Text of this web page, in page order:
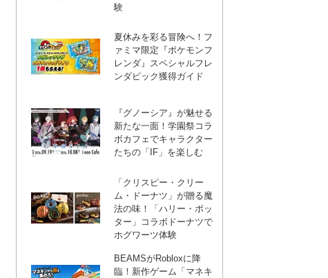
験
夏休みを彩る冒険へ！フ
ァミマ限定『ポケモンフ
レンダ』スペシャルフレ
ンダピック獲得ガイド
『グノーシア』が魅せる
新たな一面！学園祭コラ
ボカフェでキャラクター
たちの「IF」を楽しむ
「クリスピー・クリー
ム・ドーナツ」が贈る魔
法の味！「ハリー・ポッ
ター」コラボドーナツで
ホグワーツ体験
BEAMSがRobloxに降
臨！新作ゲーム「マネキ